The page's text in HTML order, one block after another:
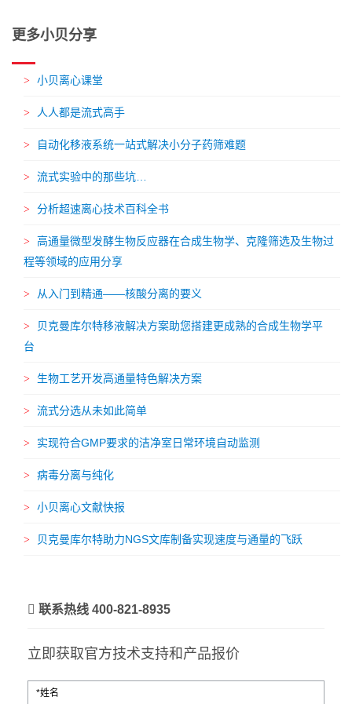
更多小贝分享
小贝离心课堂
人人都是流式高手
自动化移液系统一站式解决小分子药筛难题
流式实验中的那些坑…
分析超速离心技术百科全书
高通量微型发酵生物反应器在合成生物学、克隆筛选及生物过
程等领域的应用分享
从入门到精通——核酸分离的要义
贝克曼库尔特移液解决方案助您搭建更成熟的合成生物学平
台
生物工艺开发高通量特色解决方案
流式分选从未如此简单
实现符合GMP要求的洁净室日常环境自动监测
病毒分离与纯化
小贝离心文献快报
贝克曼库尔特助力NGS文库制备实现速度与通量的飞跃
联系热线 400-821-8935
立即获取官方技术支持和产品报价